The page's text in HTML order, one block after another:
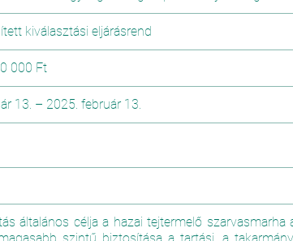
kiválasztási eljárásrend
000 Ft
13. – 2025. február 13.
általános célja a hazai tejtermelő szarvasmarha